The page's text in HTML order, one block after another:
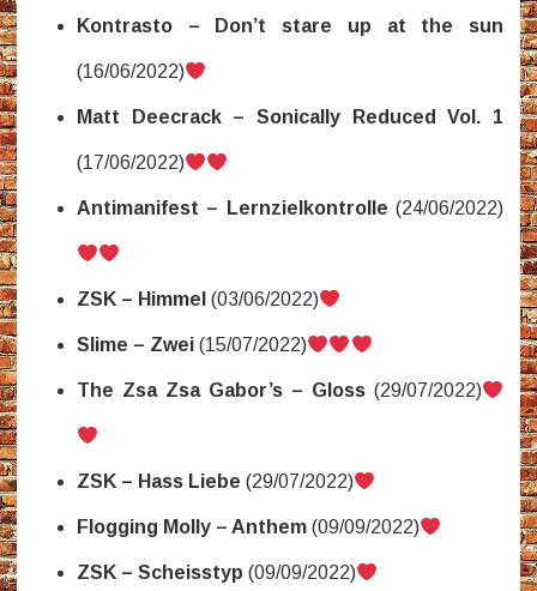
Kontrasto – Don’t stare up at the sun
(16/06/2022)
Matt Deecrack – Sonically Reduced Vol. 1
(17/06/2022)
Antimanifest – Lernzielkontrolle (24/06/2022)
ZSK – Himmel (03/06/2022)
Slime – Zwei (15/07/2022)
The Zsa Zsa Gabor’s – Gloss(29/07/2022)
ZSK – Hass Liebe (29/07/2022)
Flogging Molly – Anthem (09/09/2022)
ZSK – Scheisstyp (09/09/2022)